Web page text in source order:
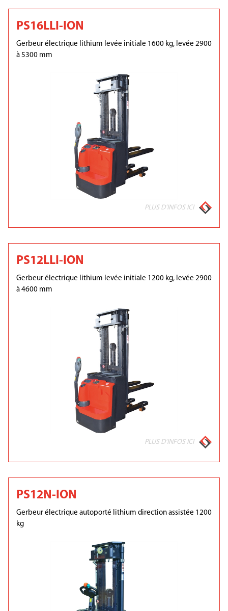
PS16LLI-ION
Gerbeur électrique lithium levée initiale 1600 kg, levée 2900
à 5300 mm
PLUS D'INFOS ICI
PS12LLI-ION
Gerbeur électrique lithium levée initiale 1200 kg, levée 2900
à 4600 mm
PLUS D'INFOS ICI
PS12N-ION
Gerbeur électrique autoporté lithium direction assistée 1200
kg